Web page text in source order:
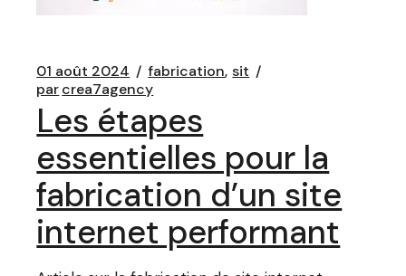
01 août 2024 fabrication sit
parcrea7agency
Les étapes
essentielles pour la
fabrication d’un site
internet performant